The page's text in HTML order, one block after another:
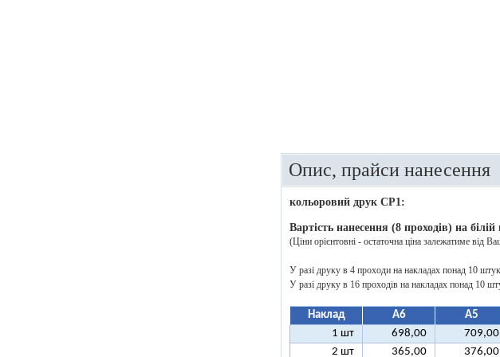
Опис, прайси нанесення
кольоровий друк CP1:
Вартість нанесення (8 проходів) на білій
(Ціни орієнтовні - остаточна ціна залежатиме від
У разі друку в 4 проходи на накладах понад 10
У разі друку в 16 проходів на накладах понад 10
Наклад А6 А5
1 шт
698,00 709,00
2 шт
365,00 376,00